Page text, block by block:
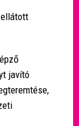
javító